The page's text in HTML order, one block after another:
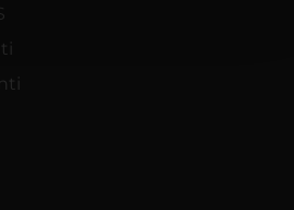
i quali potrebbero combinarle
hai fornito loro o che hanno